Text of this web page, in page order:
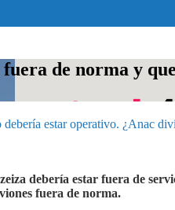
de norma y
estar operativo. ¿Anac
debería estar fuera de
fuera de norma.